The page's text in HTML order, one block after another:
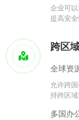
企业可
提高安全
跨区
全球资
允许跨
持跨区域
多国办